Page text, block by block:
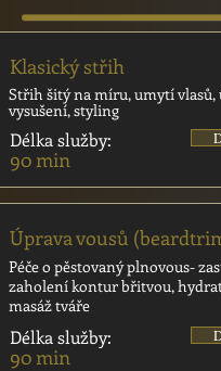
Klasický střih
Střih šitý na míru, umytí vlasů,
vysušení, styling
Délka služby:
90 min
Úprava vousů
Péče o pěstovaný plnovous-
zaholení kontur břitvou,
masáž tváře
Délka služby:
90 min